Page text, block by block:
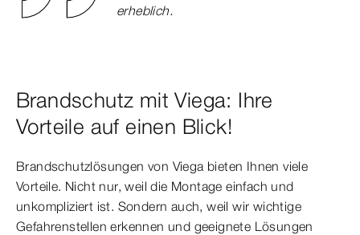
erheblich.
Brandschutz mit Viega: Ihre
Vorteile auf einen Blick!
Brandschutzlösungen von Viega bieten Ihnen viele
Vorteile. Nicht nur, weil die Montage einfach und
unkompliziert ist. Sondern auch, weil wir wichtige
Gefahrenstellen erkennen und geeignete Lösungen